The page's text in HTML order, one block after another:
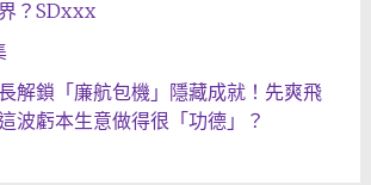
？SDxxx
長解鎖「廉航包機」隱藏成就！先爽飛
波虧本生意做得很「功德」？